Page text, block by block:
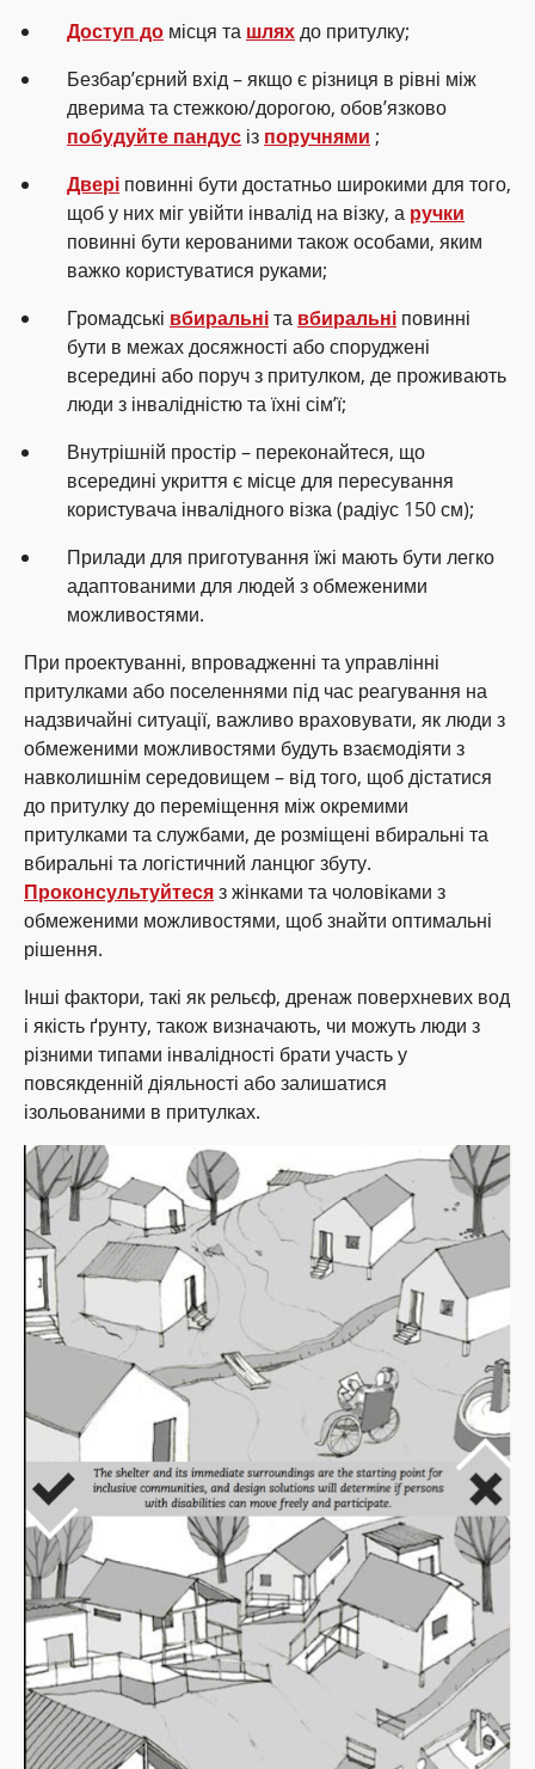
Доступ до місця та шляхдо притулку;
Безбар’єрний вхід – якщо є різниця в рівні між
дверима та стежкою/дорогою, обов’язково
побудуйте пандус із поручнями ;
Двері повинні бути достатньо широкими для того,
щоб у них міг увійти інвалід на візку, а ручки
повинні бути керованими також особами, яким
важко користуватися руками;
Громадські вбиральніта вбиральні повинні
бути в межах досяжності або споруджені
всередині або поруч з притулком, де проживають
люди з інвалідністю та їхні сім’ї;
Внутрішній простір – переконайтеся, що
всередині укриття є місце для пересування
користувача інвалідного візка (радіус 150 см);
Прилади для приготування їжі мають бути легко
адаптованими для людей з обмеженими
можливостями.
При проектуванні, впровадженні та управлінні
притулками або поселеннями під час реагування на
надзвичайні ситуації, важливо враховувати, як люди з
обмеженими можливостями будуть взаємодіяти з
навколишнім середовищем – від того, щоб дістатися
до притулку до переміщення між окремими
притулками та службами, де розміщені вбиральні та
вбиральні та логістичний ланцюг збуту.
Проконсультуйтесяз жінками та чоловіками з
обмеженими можливостями, щоб знайти оптимальні
рішення.
Інші фактори, такі як рельєф, дренаж поверхневих вод
і якість ґрунту, також визначають, чи можуть люди з
різними типами інвалідності брати участь у
повсякденній діяльності або залишатися
ізольованими в притулках.